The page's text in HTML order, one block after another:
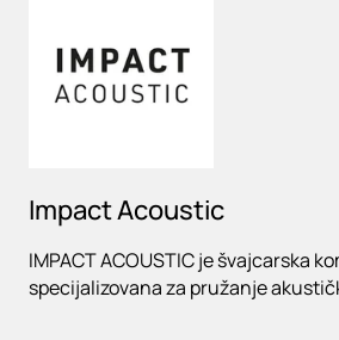
Impact Acoustic
IMPACT ACOUSTIC je švajcarska
specijalizovana za pružanje